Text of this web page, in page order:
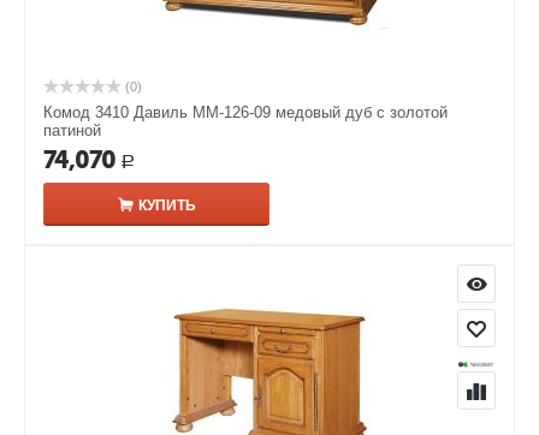
(0)
Комод 3410 Давиль ММ-126-09 медовый дуб с золотой
патиной
74,070 Р
КУПИТЬ